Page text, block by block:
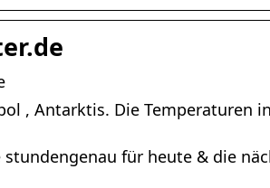
, Antarktis. Die Temperaturen
für heute & die